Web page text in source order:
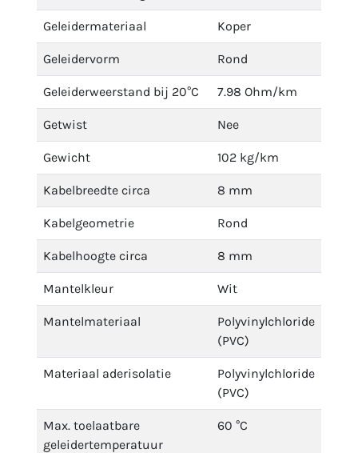
Geleidermateriaal Koper
Geleidervorm Rond
Geleiderweerstand bij 20°C 7.98 Ohm/km
Getwist Nee
Gewicht 102 kg/km
Kabelbreedte circa 8 mm
Kabelgeometrie Rond
Kabelhoogte circa 8 mm
Mantelkleur Wit
Mantelmateriaal
Polyvinylchloride
(PVC)
Materiaal aderisolatie
Polyvinylchloride
(PVC)
Max. toelaatbare
geleidertemperatuur
60 °C